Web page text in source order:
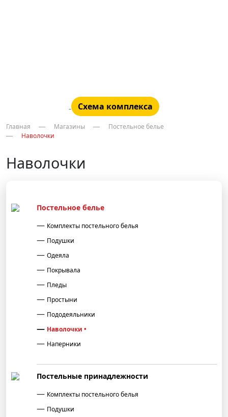
Схема комплекса
Главная Магазины
Постельное белье
Наволочки
Наволочки
Постельное белье
Комплекты постельного белья
Подушки
Одеяла
Покрывала
Пледы
Простыни
Пододеяльники
Наволочки
Наперники
Постельные принадлежности
Комплекты постельного белья
Подушки